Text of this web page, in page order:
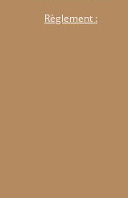
Règlement :